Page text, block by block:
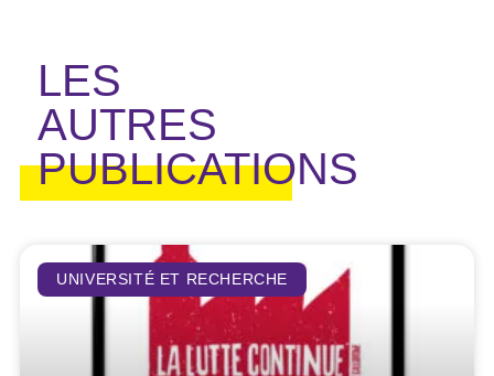
LES
AUTRES
PUBLICATIONS
UNIVERSITÉ ET RECHERCHE